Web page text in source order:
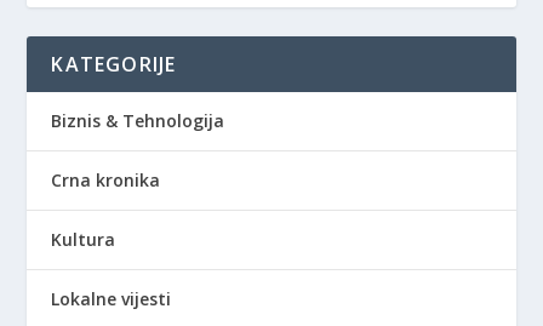
KATEGORIJE
Biznis & Tehnologija
Crna kronika
Kultura
Lokalne vijesti